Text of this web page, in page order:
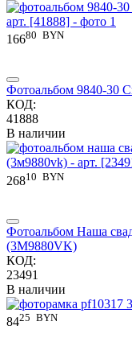
16680 BYN
Фотоальбом 9840-30
КОД:
41888
В наличии
26810 BYN
Фотоальбом Наша
(3М9880VK)
КОД:
23491
В наличии
8425 BYN